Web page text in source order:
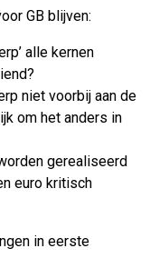
GB blijven:
alle kernen
niet voorbij aan de
om het anders in
gerealiseerd
euro kritisch
in eerste